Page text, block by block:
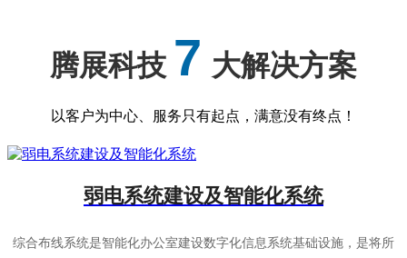
腾展科技 7 大解决方案
以客户为中心、服务只有起点，满意没有终点！
弱电系统建设及智能化系统
综合布线系统是智能化办公室建设数字化信息系统基础设施，是将所